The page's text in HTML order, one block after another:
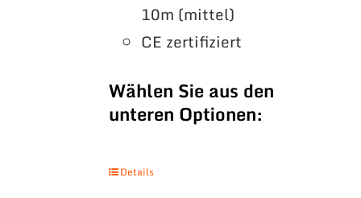
10m (mittel)
CE zertifiziert
Wählen Sie aus den
unteren Optionen:
Details